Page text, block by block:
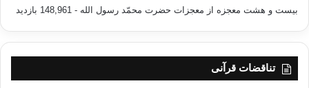
بیست و هشت معجزه از معجزات حضرت محمّد رسول الله - 148,961 بازدید
تناقضات قرآنی